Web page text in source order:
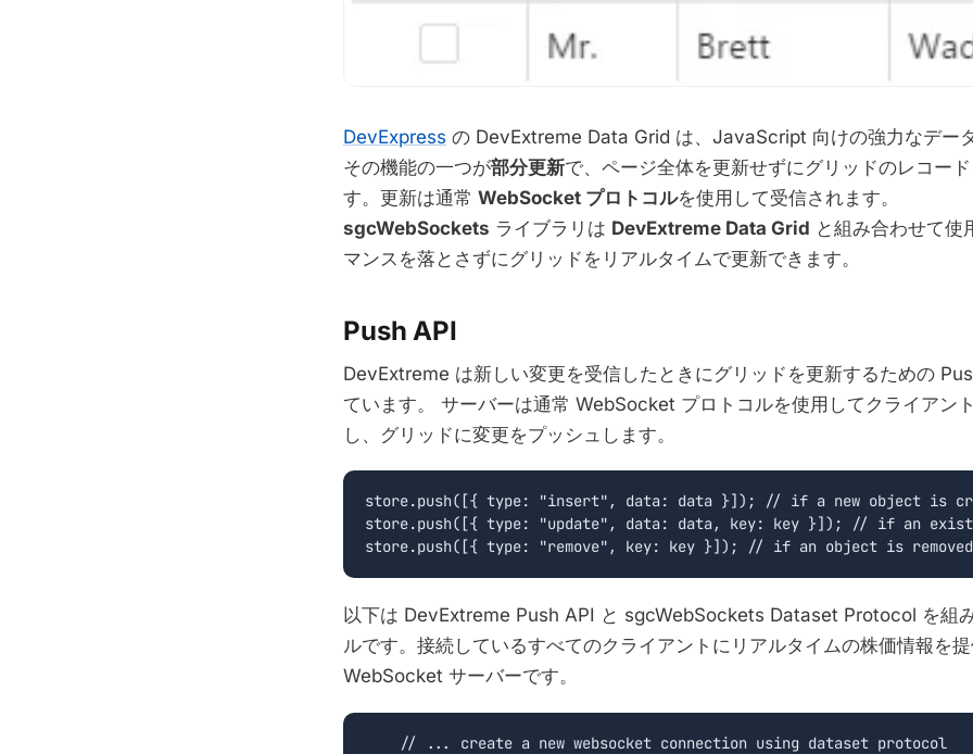
DevExpress の DevExtreme Data Grid は、JavaScript 向けの強力なデー
その機能の一つが部分更新で、ページ全体を更新せずにグリッドのレコー
す。更新は通常 WebSocket プロトコルを使用して受信されます。
sgcWebSockets ライブラリは DevExtreme Data Grid と組み合わせて使
マンスを落とさずにグリッドをリアルタイムで更新できます。
Push API
DevExtreme は新しい変更を受信したときにグリッドを更新するための
ています。 サーバーは通常 WebSocket プロトコルを使用してクライアン
し、グリッドに変更をプッシュします。
store.push([{ type: "insert", data: data }]); // if a new object is
store.push([{ type: "update", data: data, key: key }]); // if an
以下は DevExtreme Push API と sgcWebSockets Dataset Protocol を組
ルです。接続しているすべてのクライアントにリアルタイムの株価情報を
WebSocket サーバーです。
    // ... create a new websocket connection using dataset protocol